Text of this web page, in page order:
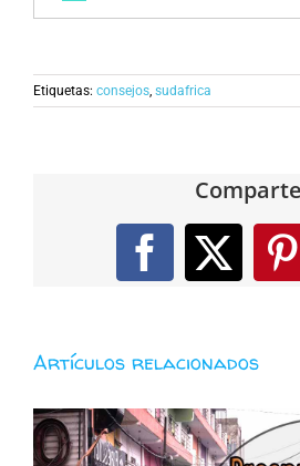
Etiquetas: consejos, sudafrica
Comparte
Facebook
X
Artículos relacionados